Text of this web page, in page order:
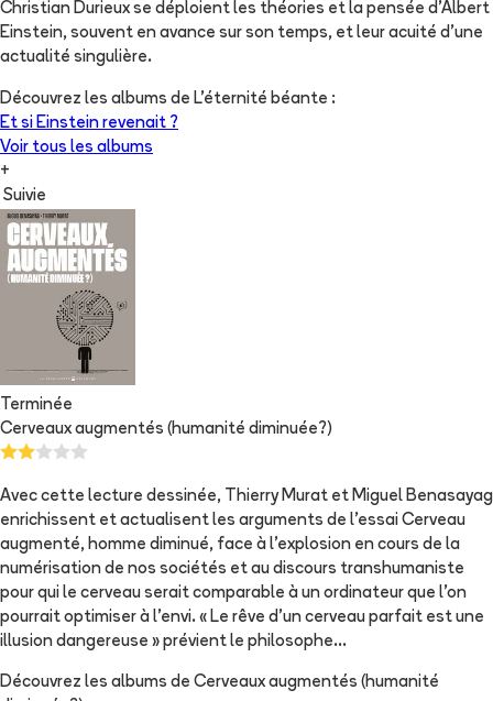
Christian Durieux se déploient les théories et la pensée d'Albert
Einstein, souvent en avance sur son temps, et leur acuité d'une
actualité singulière.
Découvrez les albums de L'éternité béante :
Et si Einstein revenait ?
Voir tous les albums
+
Suivie
Terminée
Cerveaux augmentés (humanité diminuée?)
Avec cette lecture dessinée, Thierry Murat et Miguel Benasayag
enrichissent et actualisent les arguments de l'essai Cerveau
augmenté, homme diminué, face à l'explosion en cours de la
numérisation de nos sociétés et au discours transhumaniste
pour qui le cerveau serait comparable à un ordinateur que l'on
pourrait optimiser à l'envi. « Le rêve d'un cerveau parfait est une
illusion dangereuse » prévient le philosophe...
Découvrez les albums de Cerveaux augmentés (humanité